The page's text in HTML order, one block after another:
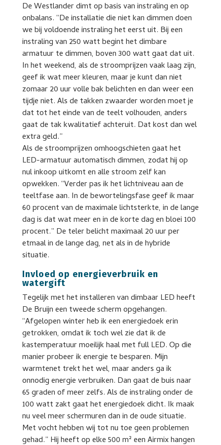
De Westlander dimt op basis van instraling en op
onbalans. “De installatie die niet kan dimmen doen
we bij voldoende instraling het eerst uit. Bij een
instraling van 250 watt begint het dimbare
armatuur te dimmen, boven 300 watt gaat dat uit.
In het weekend, als de stroomprijzen vaak laag zijn,
geef ik wat meer kleuren, maar je kunt dan niet
zomaar 20 uur volle bak belichten en dan weer een
tijdje niet. Als de takken zwaarder worden moet je
dat tot het einde van de teelt volhouden, anders
gaat de tak kwalitatief achteruit. Dat kost dan wel
extra geld.”
Als de stroomprijzen omhoogschieten gaat het
LED-armatuur automatisch dimmen, zodat hij op
nul inkoop uitkomt en alle stroom zelf kan
opwekken. “Verder pas ik het lichtniveau aan de
teeltfase aan. In de bewortelingsfase geef ik maar
60 procent van de maximale lichtsterkte, in de lange
dag is dat wat meer en in de korte dag en bloei 100
procent.” De teler belicht maximaal 20 uur per
etmaal in de lange dag, net als in de hybride
situatie.
Invloed op energieverbruik en
watergift
Tegelijk met het installeren van dimbaar LED heeft
De Bruijn een tweede scherm opgehangen.
“Afgelopen winter heb ik een energiedoek erin
getrokken, omdat ik toch wel zie dat ik de
kastemperatuur moeilijk haal met full LED. Op die
manier probeer ik energie te besparen. Mijn
warmtenet trekt het wel, maar anders ga ik
onnodig energie verbruiken. Dan gaat de buis naar
65 graden of meer zelfs. Als de instraling onder de
100 watt zakt gaat het energiedoek dicht. Ik maak
nu veel meer schermuren dan in de oude situatie.
Met vocht hebben wij tot nu toe geen problemen
gehad.” Hij heeft op elke 500 m² een Airmix hangen